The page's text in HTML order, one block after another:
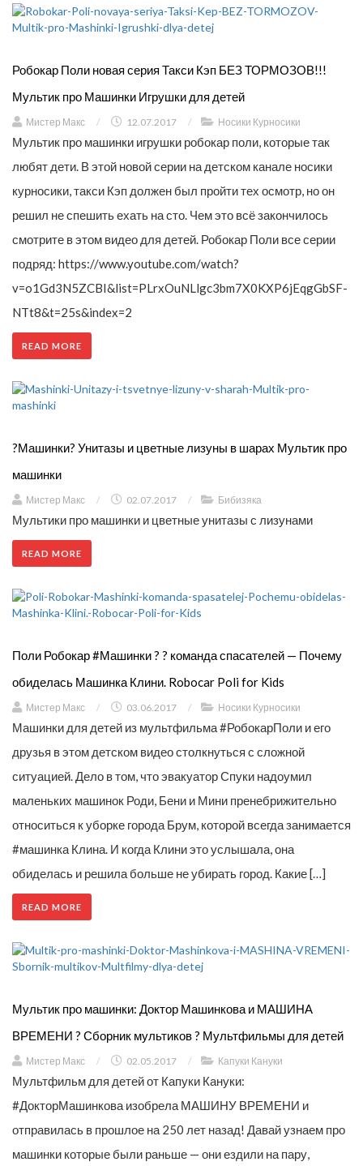
Робокар Поли новая серия Такси Кэп БЕЗ ТОРМОЗОВ!!!
Мультик про Машинки Игрушки для детей
Мистер Макс / 12.07.2017 / Носики Курносики
Мультик про машинки игрушки робокар поли, которые так
любят дети. В этой новой серии на детском канале носики
курносики, такси Кэп должен был пройти тех осмотр, но он
решил не спешить ехать на сто. Чем это всё закончилось
смотрите в этом видео для детей. Робокар Поли все серии
подряд: https://www.youtube.com/watch?
v=o1Gd3N5ZCBI&list=PLrxOuNLlgc3bm7X0KXP6jEqgGbSF-
NTt8&t=25s&index=2
READ MORE
?Машинки? Унитазы и цветные лизуны в шарах Мультик про
машинки
Мистер Макс / 02.07.2017 / Бибизяка
Мультики про машинки и цветные унитазы с лизунами
READ MORE
Поли Робокар #Машинки ? ? команда спасателей — Почему
обиделась Машинка Клини. Robocar Poli for Kids
Мистер Макс / 03.06.2017 / Носики Курносики
Машинки для детей из мультфильма #РобокарПоли и его
друзья в этом детском видео столкнуться с сложной
ситуацией. Дело в том, что эвакуатор Спуки надоумил
маленьких машинок Роди, Бени и Мини пренебрижительно
относиться к уборке города Брум, которой всегда занимается
#машинка Клина. И когда Клини это услышала, она
обиделась и решила больше не убирать город. Какие […]
READ MORE
Мультик про машинки: Доктор Машинкова и МАШИНА
ВРЕМЕНИ ? Сборник мультиков ? Мультфильмы для детей
Мистер Макс / 02.05.2017 / Капуки Кануки
Мультфильм для детей от Капуки Кануки:
#ДокторМашинкова изобрела МАШИНУ ВРЕМЕНИ и
отправилась в прошлое на 250 лет назад! Давай узнаем про
машинки которые были раньше — они ездили на пару,